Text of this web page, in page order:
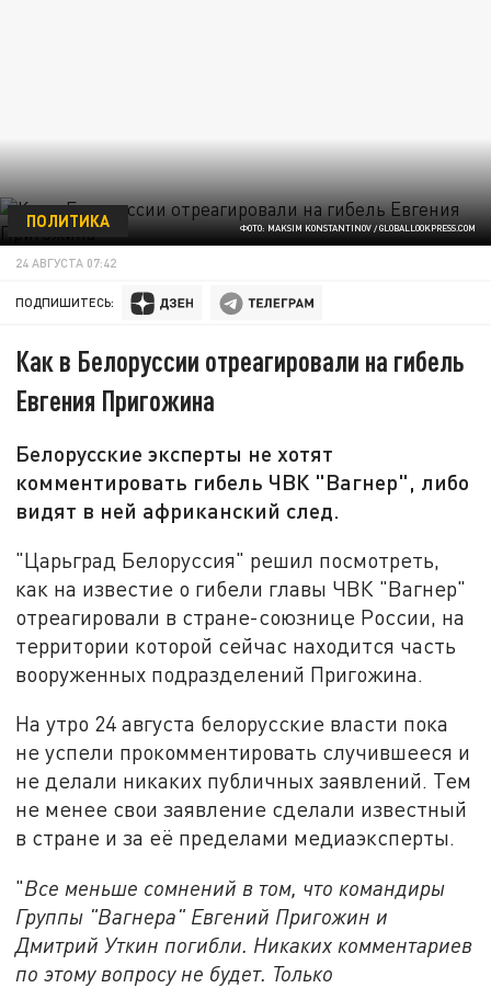
ФОТО: MAKSIM KONSTANTINOV / GLOBALLOOKPRESS.COM
ПОЛИТИКА
24 АВГУСТА 07:42
ПОДПИШИТЕСЬ:
Как в Белоруссии отреагировали на гибель
Евгения Пригожина
Белорусские эксперты не хотят
комментировать гибель ЧВК "Вагнер", либо
видят в ней африканский след.
"Царьград Белоруссия" решил посмотреть,
как на известие о гибели главы ЧВК "Вагнер"
отреагировали в стране-союзнице России, на
территории которой сейчас находится часть
вооруженных подразделений Пригожина.
На утро 24 августа белорусские власти пока
не успели прокомментировать случившееся и
не делали никаких публичных заявлений. Тем
не менее свои заявление сделали известный
в стране и за её пределами медиаэксперты.
"Все меньше сомнений в том, что командиры
Группы "Вагнера" Евгений Пригожин и
Дмитрий Уткин погибли. Никаких комментариев
по этому вопросу не будет. Только